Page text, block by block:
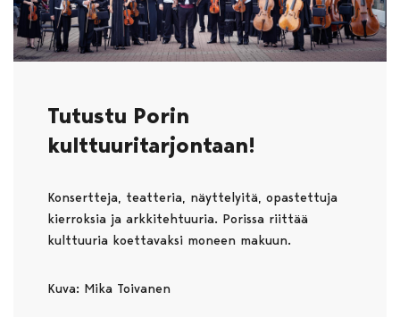
Tutustu Porin
kulttuuritarjontaan!
Konsertteja, teatteria, näyttelyitä, opastettuja
kierroksia ja arkkitehtuuria. Porissa riittää
kulttuuria koettavaksi moneen makuun.
Kuva: Mika Toivanen